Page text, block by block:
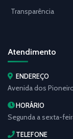
Transparência
Atendimento
ENDEREÇO
Avenida dos
HORÁRIO
Segunda a sexta-
TELEFONE